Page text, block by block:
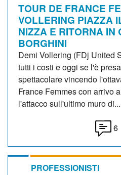
TOUR DE FRANCE
VOLLERING PIAZZA
NIZZA E RITORNA IN
BORGHINI
Demi Vollering (FDj United
tutti i costi e oggi se l'è
spettacolare vincendo
France Femmes con arrivo
l'attacco sull'ultimo muro di...
6
PROFESSIONISTI